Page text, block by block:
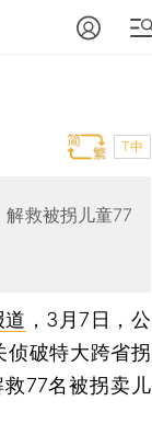
T中
解救被拐儿童77
道 ，3月7日，公
侦破特大跨省拐
77名被拐卖儿